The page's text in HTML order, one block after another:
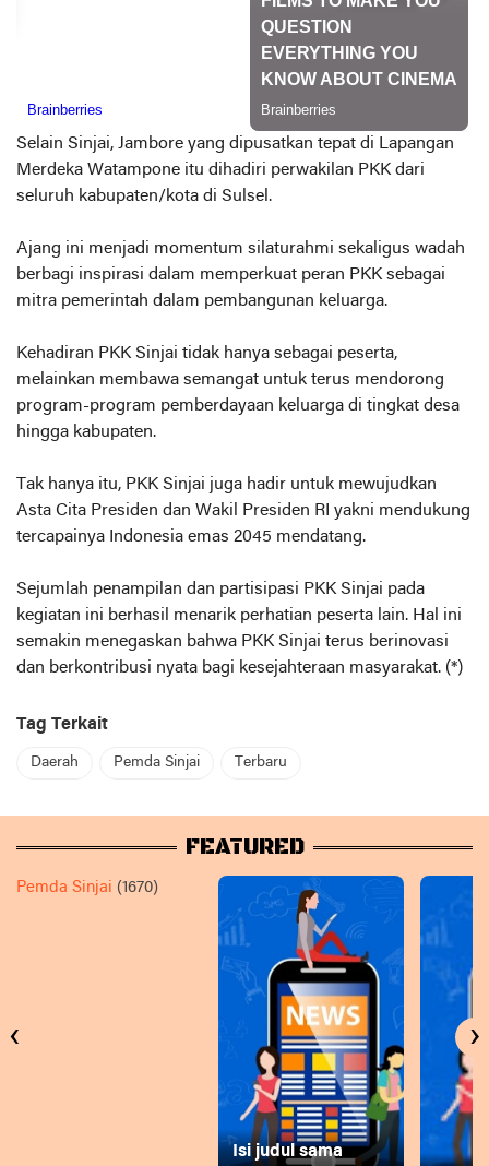
Selain Sinjai, Jambore yang dipusatkan tepat di Lapangan
Merdeka Watampone itu dihadiri perwakilan PKK dari
seluruh kabupaten/kota di Sulsel.
Ajang ini menjadi momentum silaturahmi sekaligus wadah
berbagi inspirasi dalam memperkuat peran PKK sebagai
mitra pemerintah dalam pembangunan keluarga.
Kehadiran PKK Sinjai tidak hanya sebagai peserta,
melainkan membawa semangat untuk terus mendorong
program-program pemberdayaan keluarga di tingkat desa
hingga kabupaten.
Tak hanya itu, PKK Sinjai juga hadir untuk mewujudkan
Asta Cita Presiden dan Wakil Presiden RI yakni mendukung
tercapainya Indonesia emas 2045 mendatang.
Sejumlah penampilan dan partisipasi PKK Sinjai pada
kegiatan ini berhasil menarik perhatian peserta lain. Hal ini
semakin menegaskan bahwa PKK Sinjai terus berinovasi
dan berkontribusi nyata bagi kesejahteraan masyarakat. (*)
Tag Terkait
Daerah Pemda Sinjai Terbaru
FEATURED
Pemda Sinjai (1670)
Isi judul sama
‹ ›